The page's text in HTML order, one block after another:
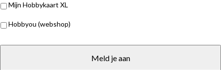
Mijn Hobbykaart XL
Hobbyou (webshop)